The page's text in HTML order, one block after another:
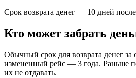
Срок возврата денег — 10 дней
Кто может забрать
Обычный срок для возврата денег
измененный рейс — 3 года. Раньше
их не отдавать.